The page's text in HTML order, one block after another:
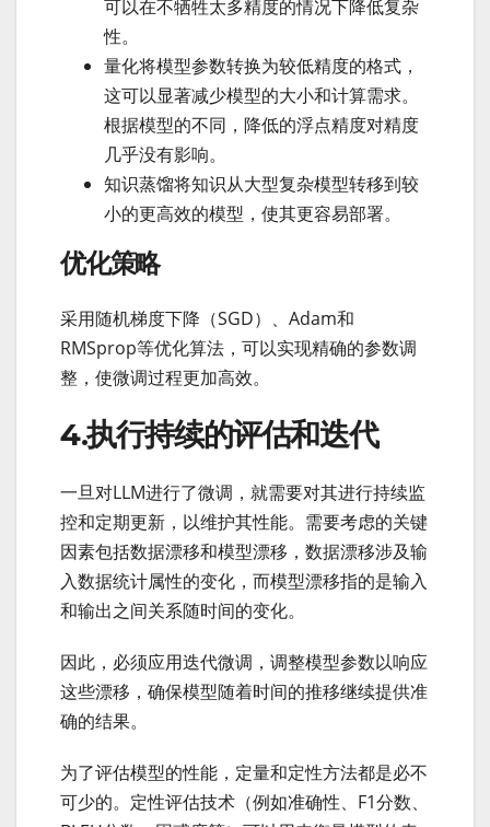
可以在不牺牲太多精度的情况下降低复杂
性。
量化将模型参数转换为较低精度的格式，
这可以显著减少模型的大小和计算需求。
根据模型的不同，降低的浮点精度对精度
几乎没有影响。
知识蒸馏将知识从大型复杂模型转移到较
小的更高效的模型，使其更容易部署。
优化策略
采用随机梯度下降（SGD）、Adam和
RMSprop等优化算法，可以实现精确的参数调
整，使微调过程更加高效。
4.执行持续的评估和迭代
一旦对LLM进行了微调，就需要对其进行持续监
控和定期更新，以维护其性能。需要考虑的关键
因素包括数据漂移和模型漂移，数据漂移涉及输
入数据统计属性的变化，而模型漂移指的是输入
和输出之间关系随时间的变化。
因此，必须应用迭代微调，调整模型参数以响应
这些漂移，确保模型随着时间的推移继续提供准
确的结果。
为了评估模型的性能，定量和定性方法都是必不
可少的。定性评估技术（例如准确性、F1分数、